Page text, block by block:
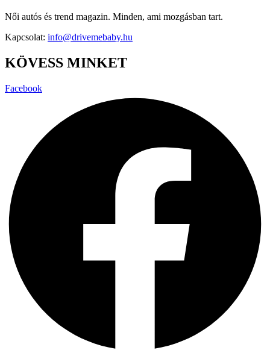
Női autós és trend magazin. Minden, ami mozgásban tart.
Kapcsolat: info@drivemebaby.hu
KÖVESS MINKET
Facebook